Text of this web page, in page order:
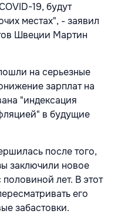
19, будут
местах", - заявил
Швеции Мартин
на серьезные
зарплат на
"индексация
в будущие
после того,
заключили новое
лет. В этот
его
забастовки.